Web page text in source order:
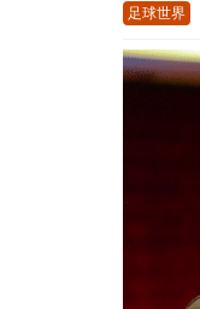
足球世界